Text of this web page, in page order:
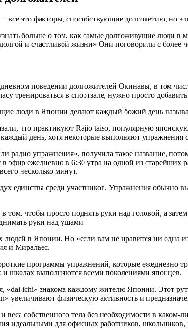
это факторы, способствующие долголетию, но
больше о том, как самые долгоживущие люди
и счастливой жизни» Они поговорили с
поведении долгожителей Окинавы, в том
тренироваться в спортзале, нужно просто
люди в Японии делают каждый божий день
что практикуют Rajio taiso, популярную
день, хотя некоторые выполняют упражнения
радио упражнения», получила такое название,
эфир ежедневно в 6:30 утра на одной из
несколько минут.
единства среди участников. Упражнения обычно
том, чтобы просто поднять руки над головой, а
руки над ушами.
в Японии. Но «если вам не нравится ни одна
и Миральес.
программы упражнений, которые ежедневно
и школах выполняются всеми поколениями японцев.
ichi» знакома каждому жителю Японии. Этот
увеличивают физическую активность и
веса собственного тела без необходимости в
идеальными для офисных работников,